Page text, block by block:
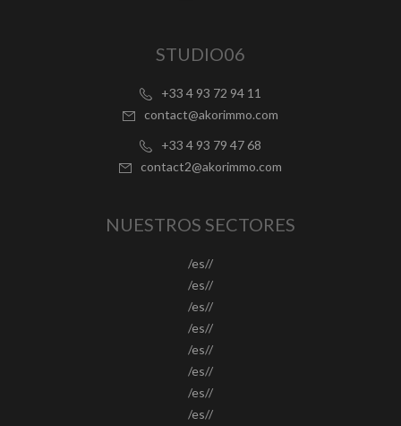
STUDIO06
+33 4 93 72 94 11
contact@akorimmo.com
+33 4 93 79 47 68
contact2@akorimmo.com
NUESTROS SECTORES
/es//
/es//
/es//
/es//
/es//
/es//
/es//
/es//